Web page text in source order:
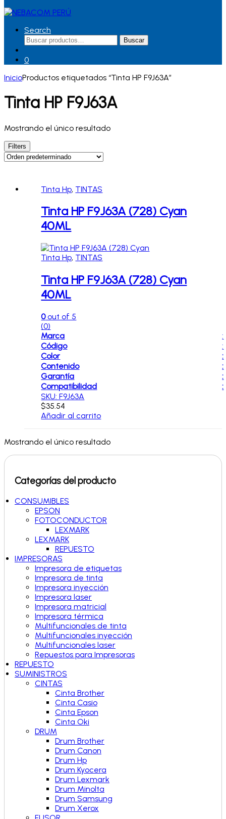
Search
Buscar
por:
Buscar
0
InicioProductos etiquetados “Tinta HP F9J63A”
Tinta HP F9J63A
Mostrando el único resultado
Filters
Tinta Hp, TINTAS
Tinta HP F9J63A (728) Cyan
40ML
Tinta Hp, TINTAS
Tinta HP F9J63A (728) Cyan
40ML
0out of 5
(0)
Marca
:
Código
:
Color
:
Contenido
:
Garantía
:
Compatibilidad
:
SKU: F9J63A
$35.54
Añadir al carrito
Mostrando el único resultado
Categorías del producto
CONSUMIBLES
EPSON
FOTOCONDUCTOR
LEXMARK
LEXMARK
REPUESTO
IMPRESORAS
Impresora de etiquetas
Impresora de tinta
Impresora inyección
Impresora laser
Impresora matricial
Impresora térmica
Multifuncionales de tinta
Multifuncionales inyección
Multifuncionales laser
Repuestos para Impresoras
REPUESTO
SUMINISTROS
CINTAS
Cinta Brother
Cinta Casio
Cinta Epson
Cinta Oki
DRUM
Drum Brother
Drum Canon
Drum Hp
Drum Kyocera
Drum Lexmark
Drum Minolta
Drum Samsung
Drum Xerox